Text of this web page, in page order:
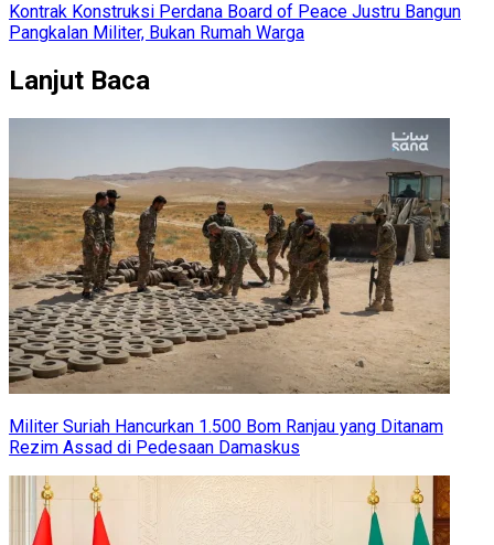
Kontrak Konstruksi Perdana Board of Peace Justru Bangun
Pangkalan Militer, Bukan Rumah Warga
Lanjut Baca
Militer Suriah Hancurkan 1.500 Bom Ranjau yang Ditanam
Rezim Assad di Pedesaan Damaskus